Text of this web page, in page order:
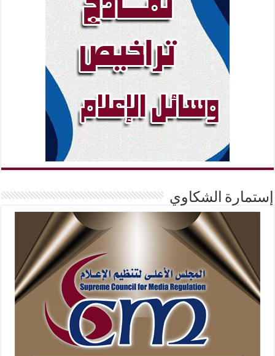
إستمارة الشكاوي